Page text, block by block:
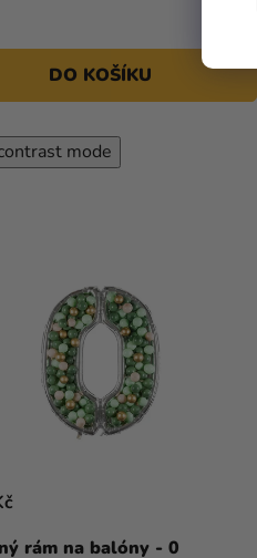
DO KOŠÍKU
mode
rám na balóny - 0